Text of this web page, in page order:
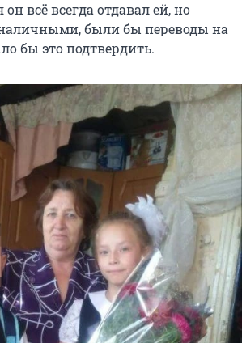
всё всегда отдавал ей, но
были бы переводы на
бы это подтвердить.